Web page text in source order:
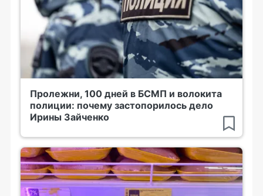
Пролежни, 100 дней в БСМП и волокита
полиции: почему застопорилось дело
Ирины Зайченко